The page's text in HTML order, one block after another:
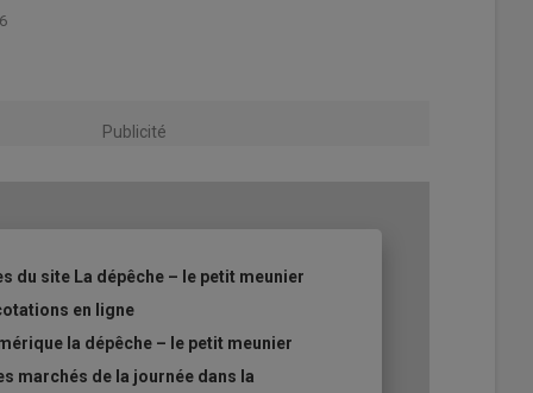
Publicité
du site La dépêche – le petit meunier
en ligne
la dépêche – le petit meunier
marchés de la journée dans la